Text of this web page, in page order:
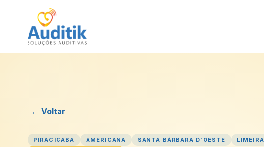
← Voltar
PIRACICABA AMERICANA SANTA BÁRBARA D'OESTE LIMEIRA